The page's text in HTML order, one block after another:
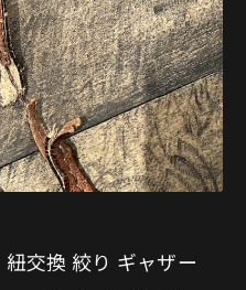
紐交換 絞り ギャザー